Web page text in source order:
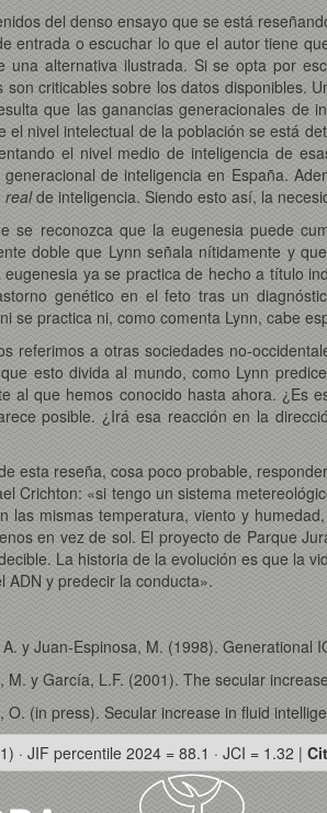
del denso ensayo que se está
entrada o escuchar lo que el autor tiene
una alternativa ilustrada. Si se opta por
son criticables sobre los datos disponibles.
que las ganancias generacionales de
el nivel intelectual de la población se está
el nivel medio de inteligencia de
de inteligencia en España.
realde inteligencia. Siendo esto así, la
se reconozca que la eugenesia puede
doble que Lynn señala nítidamente y
ya se practica de hecho a título
genético en el feto tras un
se practica ni, como comenta Lynn, cabe
referimos a otras sociedades no-
esto divida al mundo, como Lynn
al que hemos conocido hasta ahora. ¿Es
posible. ¿Irá esa reacción en la
esta reseña, cosa poco probable,
Crichton: «si tengo un sistema
las mismas temperatura, viento y
en vez de sol. El proyecto de Parque
La historia de la evolución es que la
ADN y predecir la conducta».
y Juan-Espinosa, M. (1998). Generational
y García, L.F. (2001). The secular
(in press). Secular increase in fluid
· JIF percentile 2024 = 88.1 · JCI = 1.32 |